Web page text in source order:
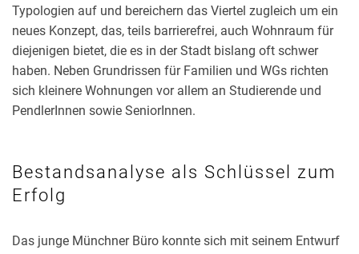
Typologien auf und bereichern das Viertel zugleich um ein
neues Konzept, das, teils barrierefrei, auch Wohnraum für
diejenigen bietet, die es in der Stadt bislang oft schwer
haben. Neben Grundrissen für Familien und WGs richten
sich kleinere Wohnungen vor allem an Studierende und
PendlerInnen sowie SeniorInnen.
Bestandsanalyse als Schlüssel zum
Erfolg
Das junge Münchner Büro konnte sich mit seinem Entwurf